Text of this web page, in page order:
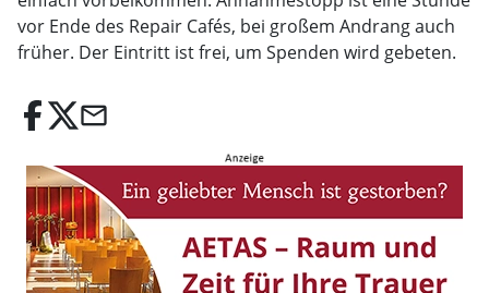
vor Ende des Repair Cafés, bei großem Andrang auch
früher. Der Eintritt ist frei, um Spenden wird gebeten.
email